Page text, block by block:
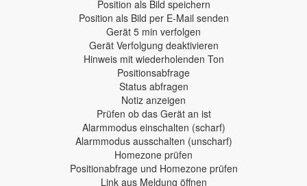
Position als Bild speichern
Position als Bild per E-Mail senden
Gerät 5 min verfolgen
Gerät Verfolgung deaktivieren
Hinweis mit wiederholenden Ton
Positionsabfrage
Status abfragen
Notiz anzeigen
Prüfen ob das Gerät an ist
Alarmmodus einschalten (scharf)
Alarmmodus ausschalten (unscharf)
Homezone prüfen
Positionabfrage und Homezone prüfen
Link aus Meldung öffnen